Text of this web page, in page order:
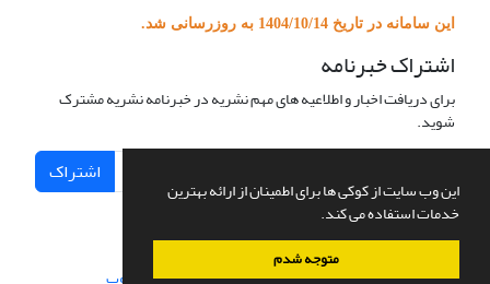
این وب سایت از کوکی ها برای اطمینان از ارائه بهترین
خدمات استفاده می کند.
متوجه شدم
این سامانه در تاریخ 1404/10/14 به روزرسانی شد.
اشتراک خبرنامه
برای دریافت اخبار و اطلاعیه های مهم نشریه در خبرنامه نشریه مشترک
شوید.
اشتراک